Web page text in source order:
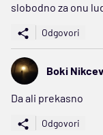
slobodno za onu
Odgovori
Boki
Da ali prekasno
Odgovori